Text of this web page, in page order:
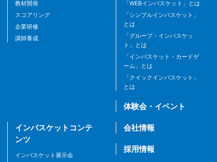
教材開発
スコアリング
企業研修
講師養成
「WEBインバスケット」とは
「シンプルインバスケット」
とは
「グループ・インバスケッ
ト」とは
「インバスケット・カードゲ
ーム」とは
「クイックインバスケット」
とは
体験会・イベント
インバスケットコンテ
ンツ
インバスケット展示会
会社情報
採用情報